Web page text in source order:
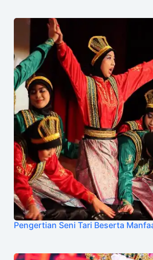
Pengertian Seni Tari Beserta